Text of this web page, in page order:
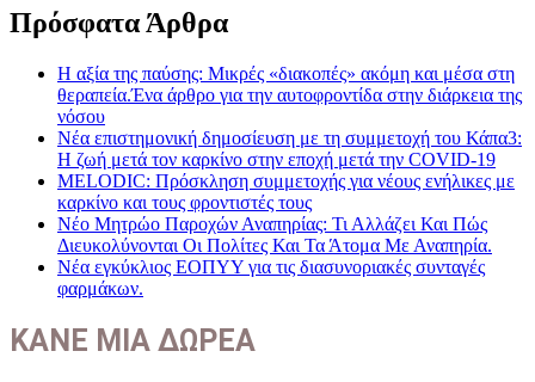
Πρόσφατα Άρθρα
Η αξία της παύσης: Μικρές «διακοπές» ακόμη και μέσα στη
θεραπεία.Ένα άρθρο για την αυτοφροντίδα στην διάρκεια της
νόσου
Νέα επιστημονική δημοσίευση με τη συμμετοχή του Κάπα3:
Η ζωή μετά τον καρκίνο στην εποχή μετά την COVID-19
MELODIC: Πρόσκληση συμμετοχής για νέους ενήλικες με
καρκίνο και τους φροντιστές τους
Νέο Μητρώο Παροχών Αναπηρίας: Τι Αλλάζει Και Πώς
Διευκολύνονται Οι Πολίτες Και Τα Άτομα Με Αναπηρία.
Νέα εγκύκλιος ΕΟΠΥΥ για τις διασυνοριακές συνταγές
φαρμάκων.
ΚΑΝΕ ΜΙΑ ΔΩΡΕΑ